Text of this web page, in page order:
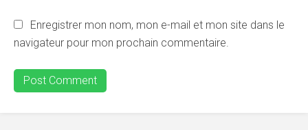
Enregistrer mon nom, mon e-mail et mon site dans le
navigateur pour mon prochain commentaire.